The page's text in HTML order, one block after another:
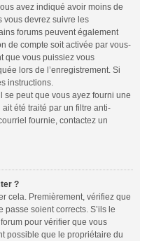
avez indiqué avoir moins de
vous devrez suivre les
forums peuvent également
de compte soit activée par vous-
que vous puissiez vous
lors de l’enregistrement. Si
instructions.
se peut que vous ayez fourni une
été traité par un filtre anti-
fournie, contactez un
?
cela. Premièrement, vérifiez que
passe soient corrects. S’ils le
pour vérifier que vous
possible que le propriétaire du